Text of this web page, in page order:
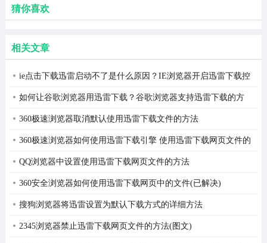
猜你喜欢
相关文章
ie点击下载迅雷启动不了是什么原因？IE浏览器开启迅雷下载控
件的方法
如何让谷歌浏览器用迅雷下载？谷歌浏览器支持迅雷下载的方
法
360极速浏览器取消默认使用迅雷下载文件的方法
360极速浏览器如何使用迅雷下载引擎 使用迅雷下载网页文件的
方法
QQ浏览器中设置使用迅雷下载网页文件的方法
360安全浏览器如何使用迅雷下载网页中的文件(已解决)
搜狗浏览器将迅雷设置为默认下载方式的详细方法
2345浏览器禁止迅雷下载网页文件的方法(图文)